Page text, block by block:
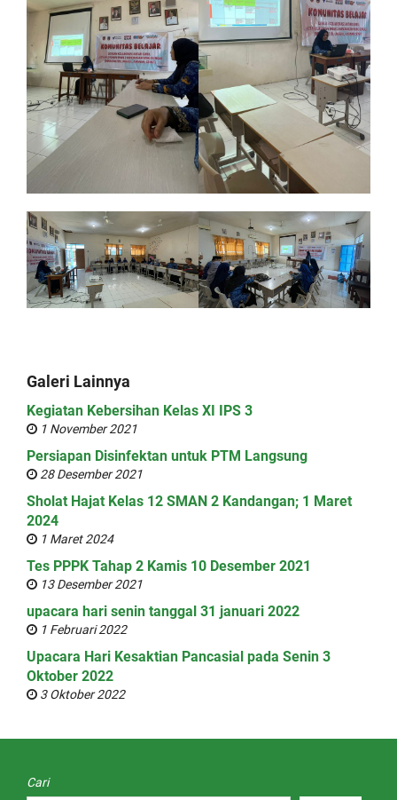
Galeri Lainnya
Kegiatan Kebersihan Kelas XI IPS 3
1 November 2021
Persiapan Disinfektan untuk PTM Langsung
28 Desember 2021
Sholat Hajat Kelas 12 SMAN 2 Kandangan; 1 Maret
2024
1 Maret 2024
Tes PPPK Tahap 2 Kamis 10 Desember 2021
13 Desember 2021
upacara hari senin tanggal 31 januari 2022
1 Februari 2022
Upacara Hari Kesaktian Pancasial pada Senin 3
Oktober 2022
3 Oktober 2022
Cari